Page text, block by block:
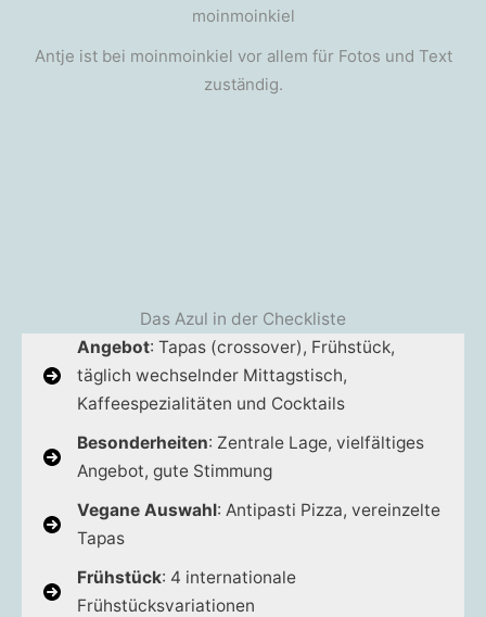
moinmoinkiel
Antje ist bei moinmoinkiel vor allem für Fotos und Text
zuständig.
Das Azul in der Checkliste
Angebot: Tapas (crossover), Frühstück,
täglich wechselnder Mittagstisch,
Kaffeespezialitäten und Cocktails
Besonderheiten: Zentrale Lage, vielfältiges
Angebot, gute Stimmung
Vegane Auswahl: Antipasti Pizza, vereinzelte
Tapas
Frühstück: 4 internationale
Frühstücksvariationen